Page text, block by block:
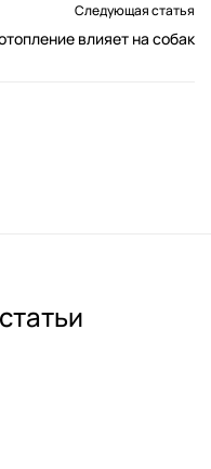
Следующая статья
влияет на собак